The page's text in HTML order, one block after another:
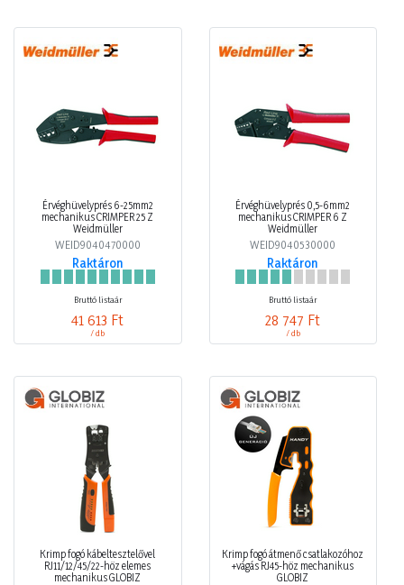
Érvéghüvelyprés 6-25mm2
mechanikus CRIMPER 25 Z
Weidmüller
WEID9040470000
Raktáron
Bruttó listaár
41 613 Ft
/ db
Érvéghüvelyprés 0,5-6mm2
mechanikus CRIMPER 6 Z
Weidmüller
WEID9040530000
Raktáron
Bruttó listaár
28 747 Ft
/ db
Krimp fogó kábeltesztelővel
RJ11/12/45/22-höz elemes
mechanikus GLOBIZ
Krimp fogó átmenő csatlakozóhoz
+vágás RJ45-höz mechanikus
GLOBIZ